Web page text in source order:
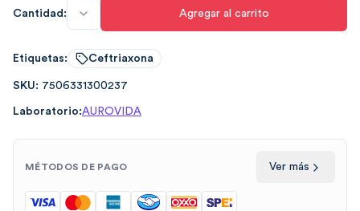
Cantidad: Agregar al carrito
Etiquetas: Ceftriaxona
SKU: 7506331300237
Laboratorio:AUROVIDA
MÉTODOS DE PAGO Ver más